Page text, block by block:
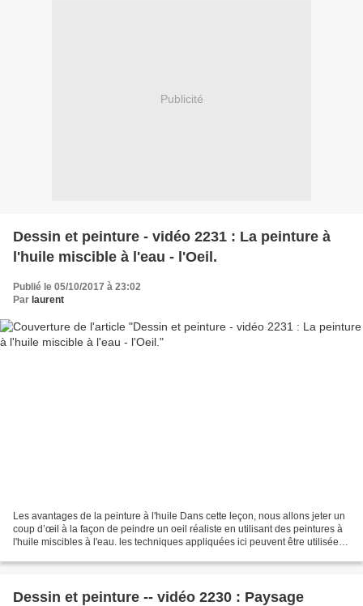
Publicité
Dessin et peinture - vidéo 2231 : La peinture à
l'huile miscible à l'eau - l'Oeil.
Publié le 05/10/2017 à 23:02
Par laurent
Les avantages de la peinture à l'huile Dans cette leçon, nous allons jeter un
coup d’œil à la façon de peindre un oeil réaliste en utilisant des peintures à
l'huile miscibles à l'eau. les techniques appliquées ici peuvent être utilisées
Dessin et peinture -- vidéo 2230 : Paysage